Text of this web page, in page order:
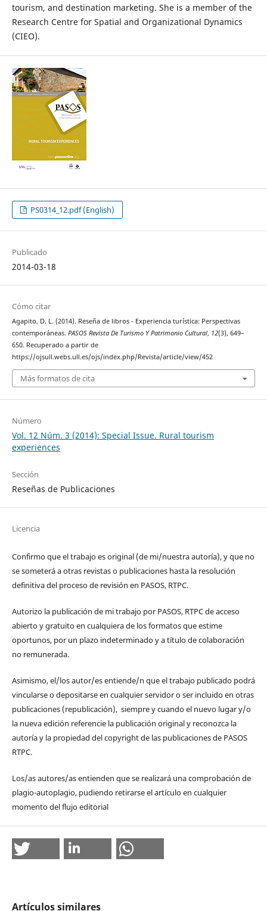
tourism, and destination marketing. She is a member of the
Research Centre for Spatial and Organizational Dynamics
(CIEO).
PS0314_12.pdf (English)
Publicado
2014-03-18
Cómo citar
Agapito, D. L. (2014). Reseña de libros - Experiencia turística: Perspectivas
contemporáneas. PASOS Revista De Turismo Y Patrimonio Cultural, 12(3), 649–
650. Recuperado a partir de
https://ojsull.webs.ull.es/ojs/index.php/Revista/article/view/452
Más formatos de cita
Número
Vol. 12 Núm. 3 (2014): Special Issue. Rural tourism
experiences
Sección
Reseñas de Publicaciones
Licencia
Confirmo que el trabajo es original (de mi/nuestra autoría), y que no
se someterá a otras revistas o publicaciones hasta la resolución
definitiva del proceso de revisión en PASOS, RTPC.
Autorizo la publicación de mi trabajo por PASOS, RTPC de acceso
abierto y gratuito en cualquiera de los formatos que estime
oportunos, por un plazo indeterminado y a título de colaboración
no remunerada.
Asimismo, el/los autor/es entiende/n que el trabajo publicado podrá
vincularse o depositarse en cualquier servidor o ser incluido en otras
publicaciones (republicación), siempre y cuando el nuevo lugar y/o
la nueva edición referencie la publicación original y reconozca la
autoría y la propiedad del copyright de las publicaciones de PASOS
RTPC.
Los/as autores/as entienden que se realizará una comprobación de
plagio-autoplagio, pudiendo retirarse el artículo en cualquier
momento del flujo editorial
Artículos similares